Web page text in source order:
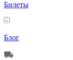
Билеты
Блог